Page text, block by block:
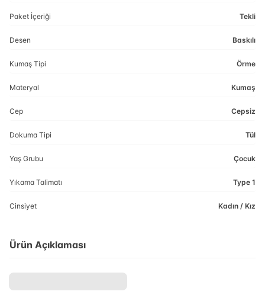
Paket İçeriği Tekli
Desen Baskılı
Kumaş Tipi Örme
Materyal Kumaş
Cep Cepsiz
Dokuma Tipi Tül
Yaş Grubu Çocuk
Yıkama Talimatı Type 1
Cinsiyet Kadın / Kız
Ürün Açıklaması